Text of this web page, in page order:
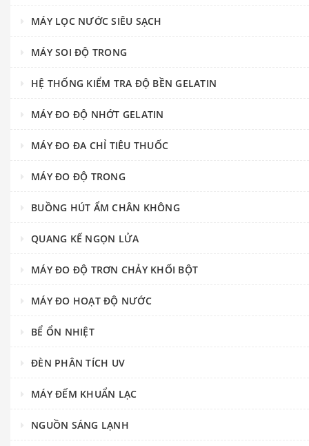
MÁY LỌC NƯỚC SIÊU SẠCH
MÁY SOI ĐỘ TRONG
HỆ THỐNG KIỂM TRA ĐỘ BỀN GELATIN
MÁY ĐO ĐỘ NHỚT GELATIN
MÁY ĐO ĐA CHỈ TIÊU THUỐC
MÁY ĐO ĐỘ TRONG
BUỒNG HÚT ẨM CHÂN KHÔNG
QUANG KẾ NGỌN LỬA
MÁY ĐO ĐỘ TRƠN CHẢY KHỐI BỘT
MÁY ĐO HOẠT ĐỘ NƯỚC
BỂ ỔN NHIỆT
ĐÈN PHÂN TÍCH UV
MÁY ĐẾM KHUẨN LẠC
NGUỒN SÁNG LẠNH